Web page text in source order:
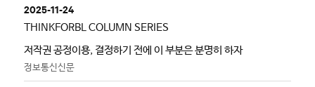
2025-11-24
THINKFORBL COLUMN SERIES
저작권 공정이용, 결정하기 전에 이 부분은 분명히 하자
정보통신신문